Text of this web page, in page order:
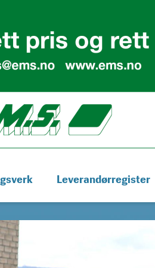
Leverandørregister